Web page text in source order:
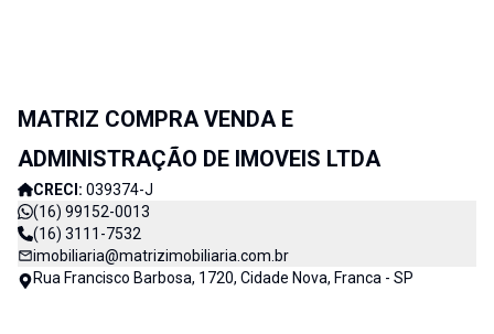
MATRIZ COMPRA VENDA E
ADMINISTRAÇÃO DE IMOVEIS LTDA
CRECI: 039374-J
(16) 99152-0013
(16) 3111-7532
imobiliaria@matrizimobiliaria.com.br
Rua Francisco Barbosa, 1720, Cidade Nova, Franca - SP